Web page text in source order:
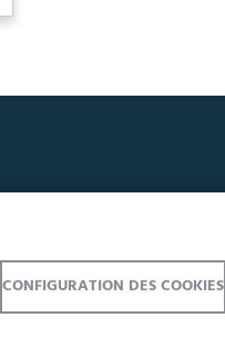
CONFIGURATION DES COOKIES